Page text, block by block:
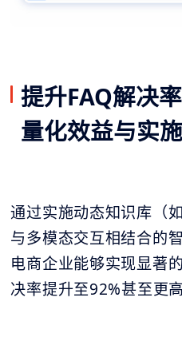
提升FAQ解决
量化效益与实
通过实施动态知识库（
与多模态交互相结合的
电商企业能够实现显著
决率提升至92%甚至更高